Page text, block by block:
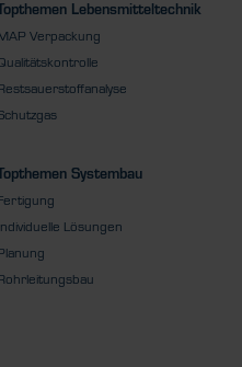
Lebensmitteltechnik
Verpackung
Systembau
Lösungen